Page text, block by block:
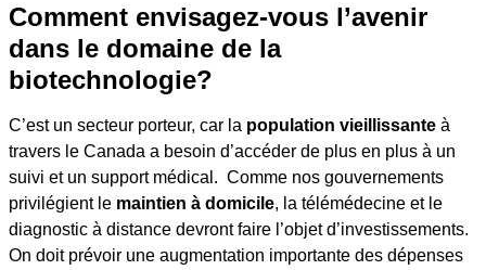
Comment envisagez-vous l’avenir
dans le domaine de la
biotechnologie?
C’est un secteur porteur, car la population vieillissante à
travers le Canada a besoin d’accéder de plus en plus à un
suivi et un support médical. Comme nos gouvernements
privilégient le maintien à domicile, la télémédecine et le
diagnostic à distance devront faire l’objet d’investissements.
On doit prévoir une augmentation importante des dépenses